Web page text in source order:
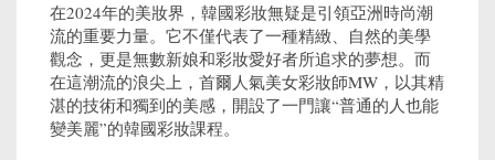
在2024年的美妝界，韓國彩妝無疑是引領亞洲時尚潮
流的重要力量。它不僅代表了一種精緻、自然的美學
觀念，更是無數新娘和彩妝愛好者所追求的夢想。而
在這潮流的浪尖上，首爾人氣美女彩妝師MW，以其精
湛的技術和獨到的美感，開設了一門讓“普通的人也能
變美麗”的韓國彩妝課程。